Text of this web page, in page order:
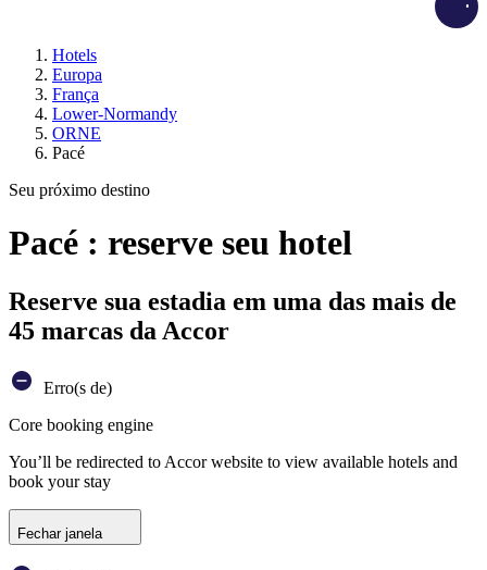
Hotels
Europa
França
Lower-Normandy
ORNE
Pacé
Seu próximo destino
Pacé : reserve seu hotel
Reserve sua estadia em uma das mais de
45 marcas da Accor
Erro(s de)
Core booking engine
You’ll be redirected to Accor website to view available hotels and
book your stay
Fechar janela